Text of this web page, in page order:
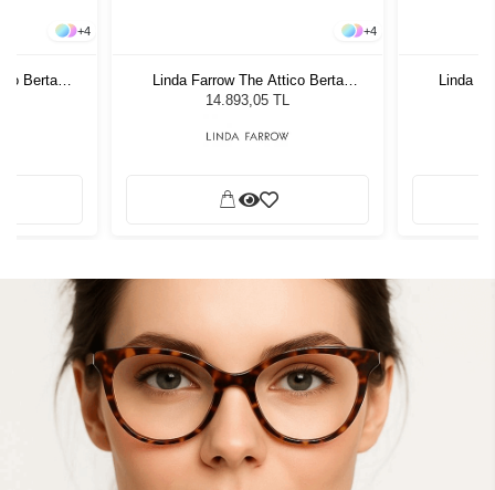
+4
Berta
+4
Linda Farrow The Attico Berta
White/Silver - Grey Lens Kadın Güneş
Gözlüğü
14.893,05 TL
Linda